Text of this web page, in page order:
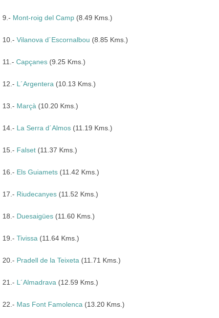
9.- Mont-roig del Camp (8.49 Kms.)
10.- Vilanova d´Escornalbou (8.85 Kms.)
11.- Capçanes (9.25 Kms.)
12.- L´Argentera (10.13 Kms.)
13.- Marçà (10.20 Kms.)
14.- La Serra d´Almos (11.19 Kms.)
15.- Falset (11.37 Kms.)
16.- Els Guiamets (11.42 Kms.)
17.- Riudecanyes (11.52 Kms.)
18.- Duesaigües (11.60 Kms.)
19.- Tivissa (11.64 Kms.)
20.- Pradell de la Teixeta (11.71 Kms.)
21.- L´Almadrava (12.59 Kms.)
22.- Mas Font Famolenca (13.20 Kms.)